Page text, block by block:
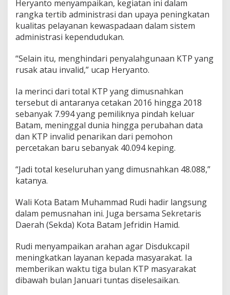
r
o
n
i
k
i
m
s
n
a
h
k
a
n
Heryanto menyampaikan, kegiatan ini dalam
rangka tertib administrasi dan upaya peningkatan
kualitas pelayanan kewaspadaan dalam sistem
administrasi kependudukan.
“Selain itu, menghindari penyalahgunaan KTP yang
rusak atau invalid,” ucap Heryanto.
Ia merinci dari total KTP yang dimusnahkan
tersebut di antaranya cetakan 2016 hingga 2018
sebanyak 7.994 yang pemiliknya pindah keluar
Batam, meninggal dunia hingga perubahan data
dan KTP invalid penarikan dari pemohon
percetakan baru sebanyak 40.094 keping.
“Jadi total keseluruhan yang dimusnahkan 48.088,”
katanya.
Wali Kota Batam Muhammad Rudi hadir langsung
dalam pemusnahan ini. Juga bersama Sekretaris
Daerah (Sekda) Kota Batam Jefridin Hamid.
Rudi menyampaikan arahan agar Disdukcapil
meningkatkan layanan kepada masyarakat. Ia
memberikan waktu tiga bulan KTP masyarakat
dibawah bulan Januari tuntas diselesaikan.